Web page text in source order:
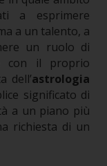
a esprimere
a un talento, a
un ruolo di
con il proprio
dell’astrologia
significato di
a un piano più
richiesta di un